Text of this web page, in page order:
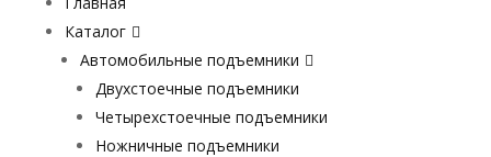
Каталог
Автомобильные подъемники
Двухстоечные подъемники
Четырехстоечные подъемники
Ножничные подъемники